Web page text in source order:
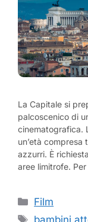
La Capitale si
palcoscenico di
cinematografica.
un’età compresa
azzurri. È
aree limitrofe.
Categorie
Film
Tag
bambini